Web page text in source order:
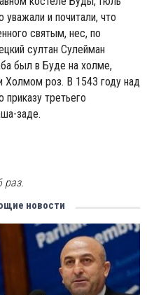
и почитали, что
святым, нес, по
султан Сулейман
был в Буде на холме,
Холмом роз. В 1543 году над
третьего
заде.
раз.
новости